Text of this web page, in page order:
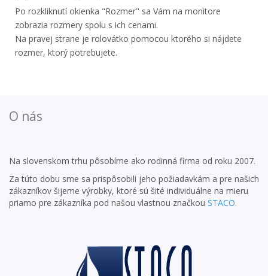
Po rozkliknutí okienka "Rozmer" sa Vám na monitore
zobrazia rozmery spolu s ich cenami.
Na pravej strane je rolovátko pomocou ktorého si nájdete
rozmer, ktorý potrebujete.
O nás
Na slovenskom trhu pôsobíme ako rodinná firma od roku 2007.
Za túto dobu sme sa prispôsobili jeho požiadavkám a pre našich
zákazníkov šijeme výrobky, ktoré sú šité individuálne na mieru
priamo pre zákazníka pod našou vlastnou značkou STACO.